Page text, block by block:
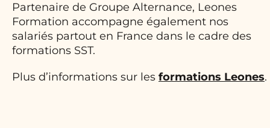
Partenaire de Groupe Alternance, Leones
Formation accompagne également nos
salariés partout en France dans le cadre des
formations SST.
Plus d’informations sur les formations Leones.